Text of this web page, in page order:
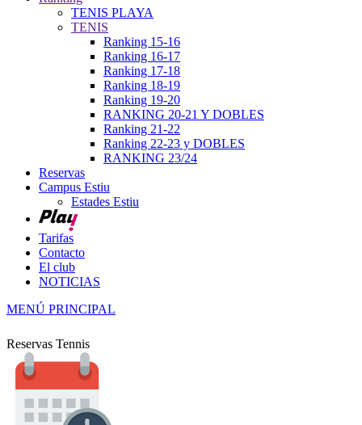
TENIS PLAYA
TENIS
Ranking 15-16
Ranking 16-17
Ranking 17-18
Ranking 18-19
Ranking 19-20
RANKING 20-21 Y DOBLES
Ranking 21-22
Ranking 22-23 y DOBLES
RANKING 23/24
Reservas
Campus Estiu
Estades Estiu
Tarifas
Contacto
El club
NOTICIAS
MENÚ PRINCIPAL
Reservas Tennis